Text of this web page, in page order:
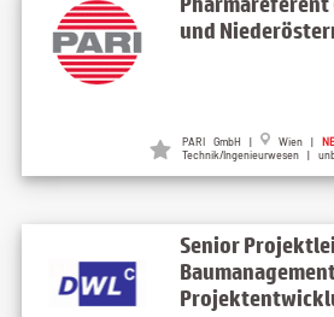
und
PARI GmbH | Wien |
Technik/Ingenieurwesen |
Senior